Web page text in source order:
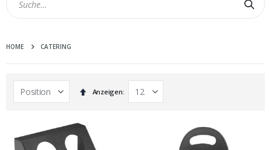
HOME CATERING
In
absteigender
Anzeigen